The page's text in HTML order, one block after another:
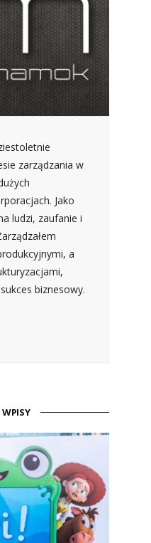
zarządzania w
Jako
ludzi, zaufanie i
a
biznesowy.